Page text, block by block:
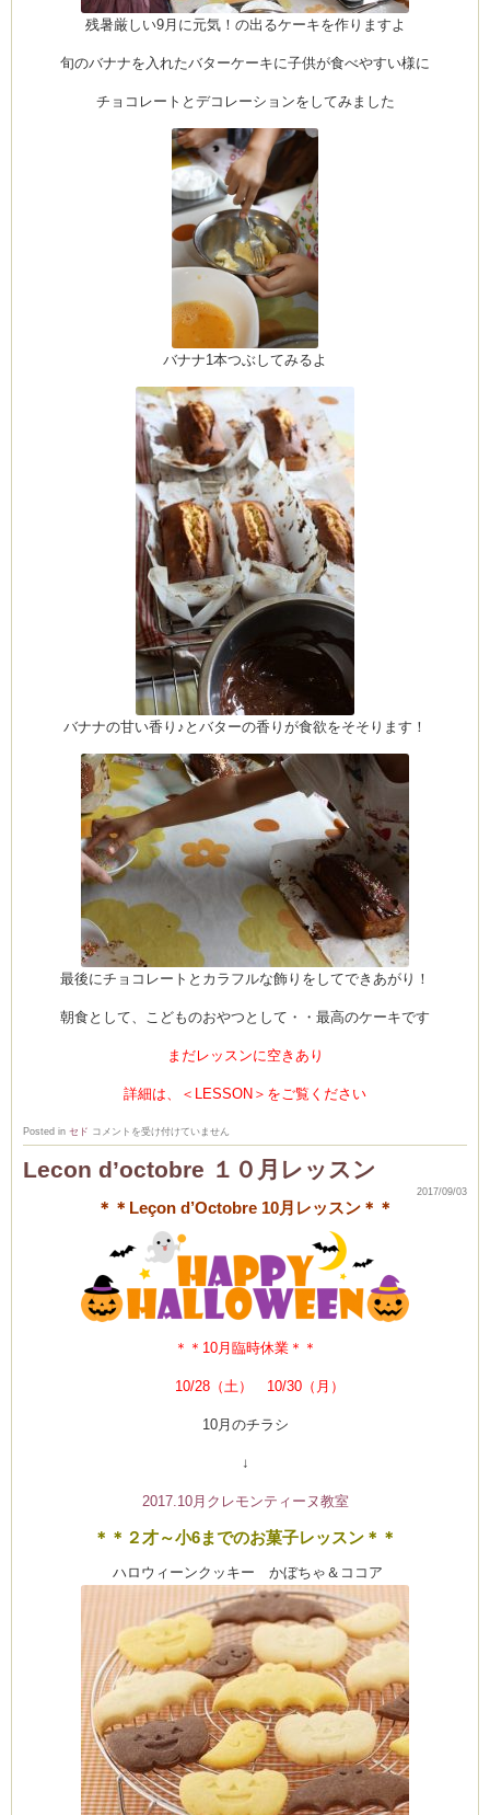
残暑厳しい9月に元気！の出るケーキを作りますよ
旬のバナナを入れたバターケーキに子供が食べやすい様に
チョコレートとデコレーションをしてみました
バナナ1本つぶしてみるよ
バナナの甘い香り♪とバターの香りが食欲をそそります！
最後にチョコレートとカラフルな飾りをしてできあがり！
朝食として、こどものおやつとして・・最高のケーキです
まだレッスンに空きあり
詳細は、＜LESSON＞をご覧ください
Posted in セド 9
ッ
コメントを受け付けていません
Lecon d’octobre １０月レッスン
2017/09/03
＊＊Leçon d’Octobre 10月レッスン＊＊
＊＊10月臨時休業＊＊
10/28（土） 10/30（月）
10月のチラシ
↓
2017.10月クレモンティーヌ教室
＊＊２才～小6までのお菓子レッスン＊＊
ハロウィーンクッキー かぼちゃ＆ココア